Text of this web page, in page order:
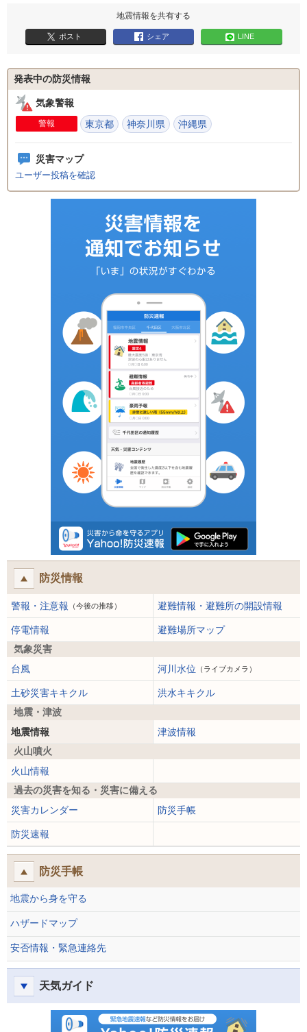
地震情報を共有する
ポスト シェア LINE
発表中の防災情報
気象警報
警報 東京都 神奈川県 沖縄県
災害マップ
ユーザー投稿を確認
防災情報
警報・注意報 （今後の推移） 避難情報・避難所の開設情報
停電情報
避難場所マップ
気象災害
台風
河川水位 （ライブカメラ）
土砂災害キキクル
洪水キキクル
地震・津波
地震情報
津波情報
火山噴火
火山情報
過去の災害を知る・災害に備える
災害カレンダー
防災手帳
防災速報
防災手帳
地震から身を守る
ハザードマップ
安否情報・緊急連絡先
天気ガイド